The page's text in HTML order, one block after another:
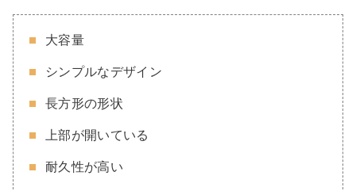
大容量
シンプルなデザイン
長方形の形状
上部が開いている
耐久性が高い